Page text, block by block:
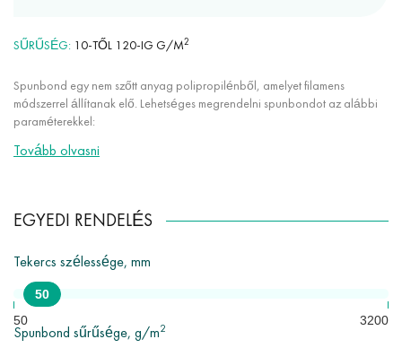
SŰRŰSÉG 10-TŐL 120-IG G/M2
Spunbond egy nem szőtt anyag polipropilénből, amelyet filamens
módszerrel állítanak elő. Lehetséges megrendelni spunbondot az alábbi
paraméterekkel:
bármely szín a palettánkról (több mint 30 szín);
a szövet szélessége 50 mm-től 3200 mm-ig;
Továbbá van lehetőség az egyedi méretre vágásra 50 mm-től 3200 mm-
ig.
A spunbond fő felhasználási területei a gyógyászat, bútorgyártás,
Tovább olvasni
EGYEDI RENDELÉS
Tekercs szélessége, mm
50
50
3200
Spunbond sűrűsége, g/m2